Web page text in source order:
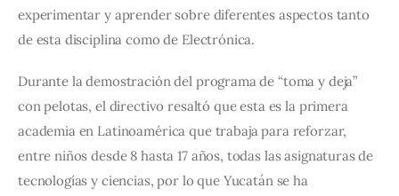
experimentar y aprender sobre diferentes aspectos tanto
de esta disciplina como de Electrónica.
Durante la demostración del programa de “toma y deja”
con pelotas, el directivo resaltó que esta es la primera
academia en Latinoamérica que trabaja para reforzar,
entre niños desde 8 hasta 17 años, todas las asignaturas de
tecnologías y ciencias, por lo que Yucatán se ha